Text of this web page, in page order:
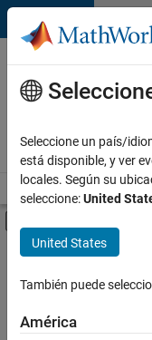
Saltar al contenido
Ofertas
de
empleo
MathWorks
Visión general
Contenido principal
FILTRADO POR
Seleccione un país/
está disponible, y ver
locales. Según su
seleccione:United
United States
También puede
América